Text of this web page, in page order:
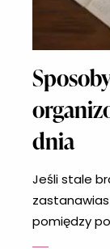
dnia
Jeśli stale
pomiędzy